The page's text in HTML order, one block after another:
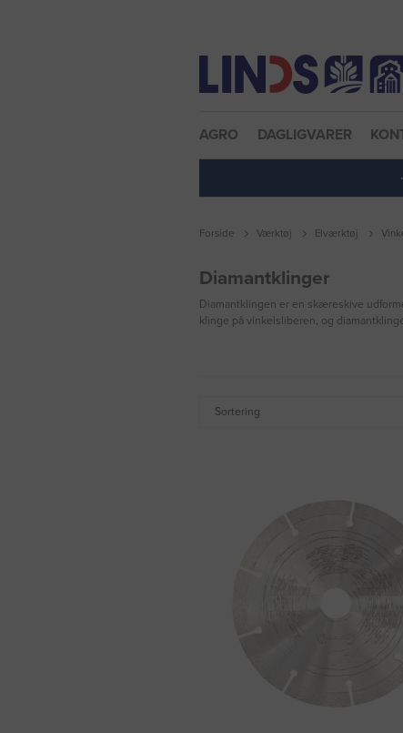
AGRO DAGLIGVARER
Forside Værktøj Elværktøj
Diamantklinger
Diamantklingen er en skæreskive
klinge på vinkelsliberen, og
Sortering